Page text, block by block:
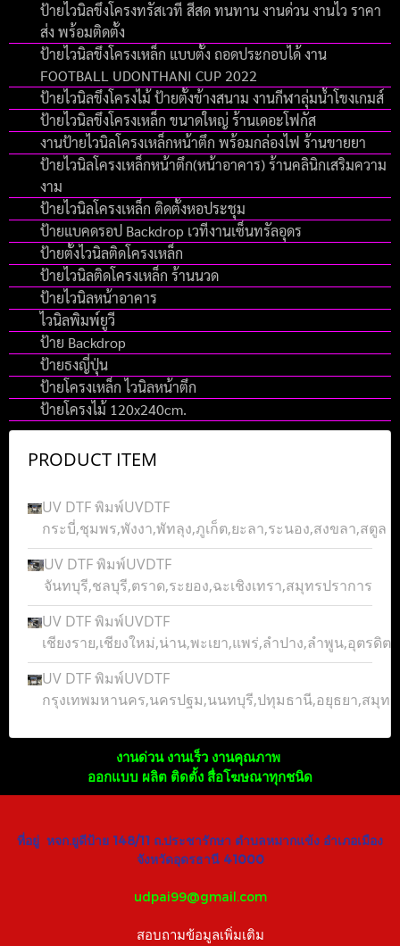
ป้ายไวนิลขึงโครงทรัสเวที สีสด ทนทาน งานด่วน งานไว ราคา
ส่ง พร้อมติดตั้ง
ป้ายไวนิลขึงโครงเหล็ก แบบตั้ง ถอดประกอบได้ งาน
FOOTBALL UDONTHANI CUP 2022
ป้ายไวนิลขึงโครงไม้ ป้ายตั้งข้างสนาม งานกีฬาลุ่มน้ำโขงเกมส์
ป้ายไวนิลขึงโครงเหล็ก ขนาดใหญ่ ร้านเดอะโฟกัส
งานป้ายไวนิลโครงเหล็กหน้าตึก พร้อมกล่องไฟ ร้านขายยา
ป้ายไวนิลโครงเหล็กหน้าตึก(หน้าอาคาร) ร้านคลินิกเสริมความ
งาม
ป้ายไวนิลโครงเหล็ก ติดตั้งหอประชุม
ป้ายแบคดรอป Backdrop เวทีงานเซ็นทรัลอุดร
ป้ายตั้งไวนิลติดโครงเหล็ก
ป้ายไวนิลติดโครงเหล็ก ร้านนวด
ป้ายไวนิลหน้าอาคาร
ไวนิลพิมพ์ยูวี
ป้าย Backdrop
ป้ายธงญี่ปุ่น
ป้ายโครงเหล็ก ไวนิลหน้าตึก
ป้ายโครงไม้ 120x240cm.
PRODUCT ITEM
UV DTF พิมพ์UVDTF
กระบี่,ชุมพร,พังงา,พัทลุง,ภูเก็ต,ยะลา,ระนอง,สงขลา,สตูล
UV DTF พิมพ์UVDTF
จันทบุรี,ชลบุรี,ตราด,ระยอง,ฉะเชิงเทรา,สมุทรปราการ
UV DTF พิมพ์UVDTF
เชียงราย,เชียงใหม่,น่าน,พะเยา,แพร่,ลำปาง,ลำพูน,อุตรดิตถ์
UV DTF พิมพ์UVDTF
กรุงเทพมหานคร,นครปฐม,นนทบุรี,ปทุมธานี,อยุธยา,สมุท
งานด่วน งานเร็ว งานคุณภาพ
ออกแบบ ผลิต ติดตั้ง สื่อโฆษณาทุกชนิด
ที่อยู่ หจก.ยูดีป้าย 148/11 ถ.ประชารักษา ตำบลหมากแข้ง อำเภอเมือง
จังหวัดอุดรธานี 41000
udpai99@gmail.com
สอบถามข้อมูลเพิ่มเติม